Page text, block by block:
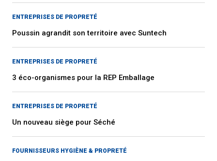
ENTREPRISES DE PROPRETÉ
Poussin agrandit son territoire avec Suntech
ENTREPRISES DE PROPRETÉ
3 éco-organismes pour la REP Emballage
ENTREPRISES DE PROPRETÉ
Un nouveau siège pour Séché
FOURNISSEURS HYGIÈNE & PROPRETÉ